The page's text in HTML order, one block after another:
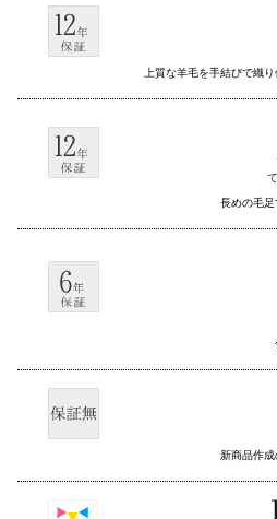
上質な羊毛を手結びで織
長めの毛
新商品作